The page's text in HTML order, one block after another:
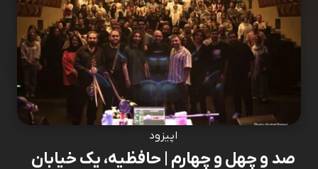
اپیزود
صد و چهل و چهارم | حافظیه، یک خیابان